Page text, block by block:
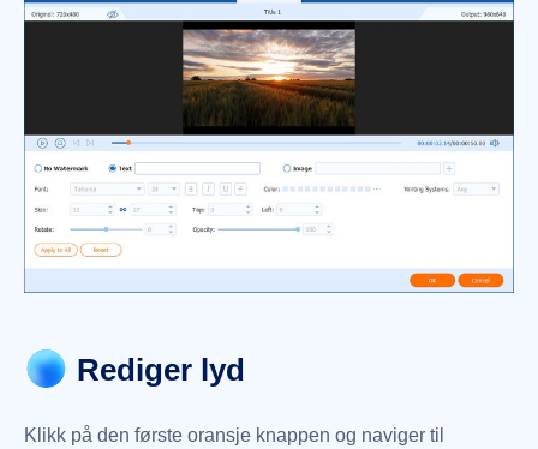
Rediger lyd
Klikk på den første oransje knappen og naviger til